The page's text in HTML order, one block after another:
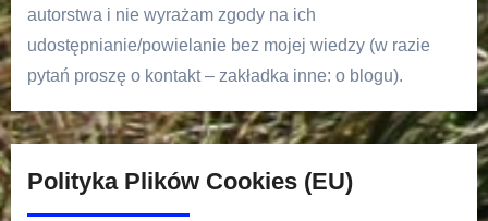
autorstwa i nie wyrażam zgody na ich
udostępnianie/powielanie bez mojej wiedzy (w razie
pytań proszę o kontakt – zakładka inne: o blogu).
Polityka Plików Cookies (EU)